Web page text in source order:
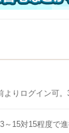
よりログイン可。
3～15対15程度で